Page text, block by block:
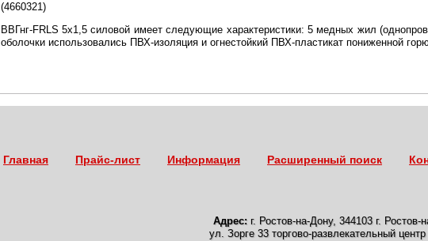
(4660321)
ВВГнг-FRLS 5х1,5 силовой имеет следующие характеристики: 5 медных жил
оболочки использовались ПВХ-изоляция и огнестойкий ПВХ-пластикат пониженной
Главная Прайс-лист Информация Расширенный поиск
Адрес: г. Ростов-на-Дону, 344103 г. Ростов-
ул. Зорге 33 торгово-развлекательный